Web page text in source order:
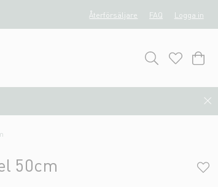
Återförsäljare FAQ Logga in
50cm